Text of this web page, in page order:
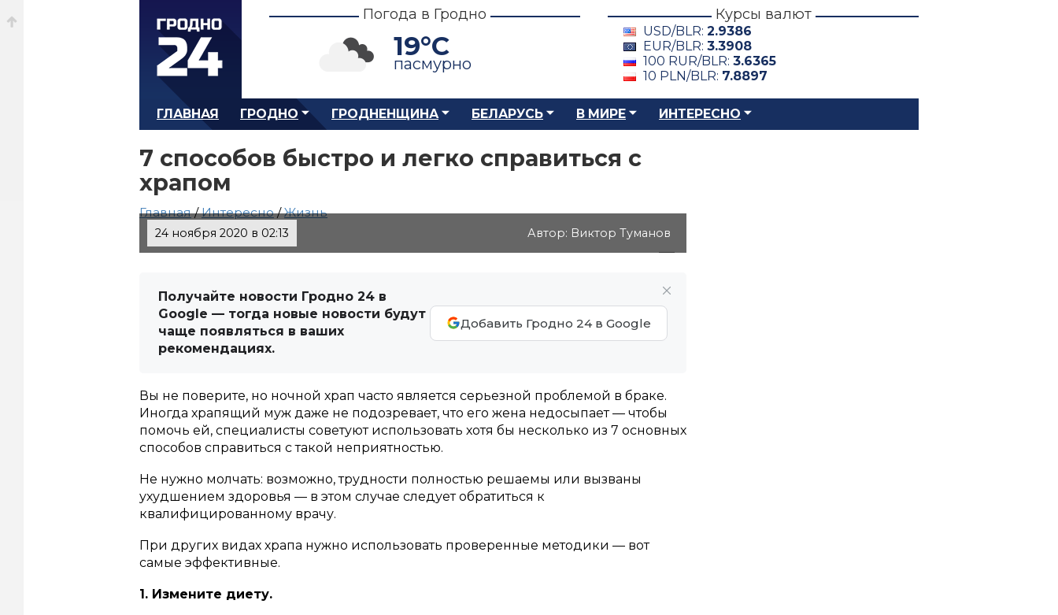
Погода в Гродно
19°C
пасмурно
Курсы валют
USD/BLR: 2.9386
EUR/BLR: 3.3908
100 RUR/BLR: 3.6365
10 PLN/BLR: 7.8897
ГЛАВНАЯ ГРОДНО ГРОДНЕНЩИНА БЕЛАРУСЬ В МИРЕ ИНТЕРЕСНО
7 способов быстро и легко справиться с
храпом
Главная/Интересно/Жизнь
24 ноября 2020 в 02:13 Автор: Виктор Туманов
Получайте новости Гродно 24 в
Google — тогда новые новости будут
чаще появляться в ваших
рекомендациях.
Добавить Гродно 24 в Google
Вы не поверите, но ночной храп часто является серьезной проблемой в браке.
Иногда храпящий муж даже не подозревает, что его жена недосыпает — чтобы
помочь ей, специалисты советуют использовать хотя бы несколько из 7 основных
способов справиться с такой неприятностью.
Не нужно молчать: возможно, трудности полностью решаемы или вызваны
ухудшением здоровья — в этом случае следует обратиться к
квалифицированному врачу.
При других видах храпа нужно использовать проверенные методики — вот
самые эффективные.
1. Измените диету.